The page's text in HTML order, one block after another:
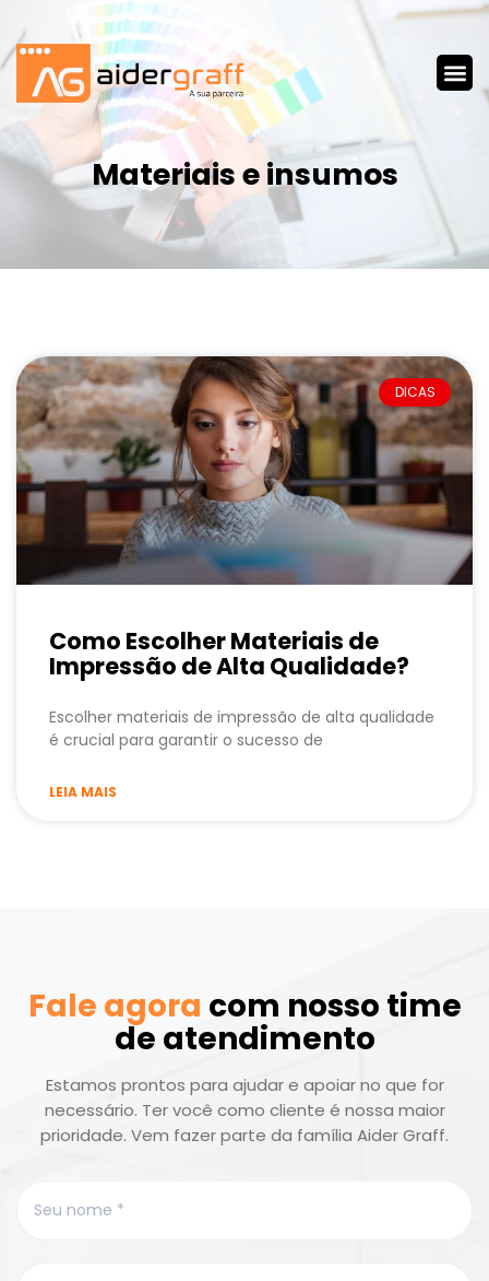
Materiais e insumos
DICAS
Como Escolher Materiais de
Impressão de Alta Qualidade?
Escolher materiais de impressão de alta qualidade
é crucial para garantir o sucesso de
LEIA MAIS
Fale agora com nosso time
de atendimento
Estamos prontos para ajudar e apoiar no que for
necessário. Ter você como cliente é nossa maior
prioridade. Vem fazer parte da família Aider Graff.